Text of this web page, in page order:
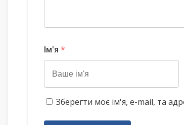
Ім'я *
Зберегти моє ім'я, e-mail, та